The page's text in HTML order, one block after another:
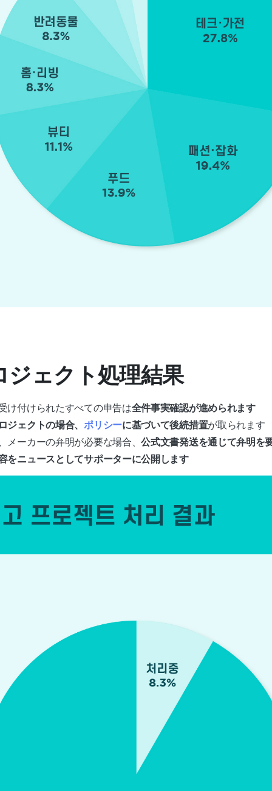
ジェクト処理結果
け付けられたすべての申告は全件事実確認が進められます
ジェクトの場合、ポリシーに基づいて後続措置が取られます
メーカーの弁明が必要な場合、公式文書発送を通じて弁明を
をニュースとしてサポーターに公開します